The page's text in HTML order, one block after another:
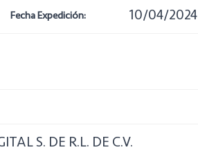
Fecha Expedición: 10/04/2024
S. DE R.L. DE C.V.